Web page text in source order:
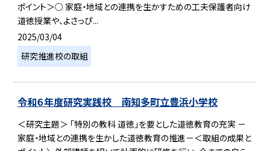
ポイント＞○ 家庭・地域との連携を生かすための工夫保護者向け
道徳授業や、よさっぴ...
2025/03/04
研究推進校の取組
令和６年度研究実践校 南知多町立豊浜小学校
＜研究主題＞ 「特別の教科 道徳」を要とした道徳教育の充実 －
家庭・地域との連携を生かした道徳教育の推進－＜取組の成果と